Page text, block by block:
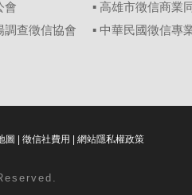
會
▪ 高雄市徵信商業
調查徵信協會 ▪ 中華民國徵信專
圖 徵信社費用 網站隱私權政策